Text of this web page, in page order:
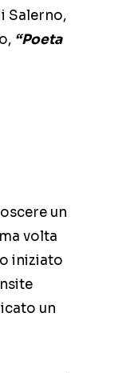
Salerno,
“Poeta
un
volta
iniziato
un